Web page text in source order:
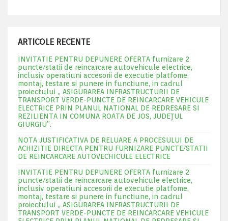
ARTICOLE RECENTE
INVITATIE PENTRU DEPUNERE OFERTA furnizare 2
puncte/statii de reincarcare autovehicule electrice,
inclusiv operatiuni accesorii de executie platfome,
montaj, testare si punere in functiune, in cadrul
proiectului „ ASIGURAREA INFRASTRUCTURII DE
TRANSPORT VERDE-PUNCTE DE REINCARCARE VEHICULE
ELECTRICE PRIN PLANUL NATIONAL DE REDRESARE SI
REZILIENTA IN COMUNA ROATA DE JOS, JUDEŢUL
GIURGIU”.
NOTA JUSTIFICATIVA DE RELUARE A PROCESULUI DE
ACHIZITIE DIRECTA PENTRU FURNIZARE PUNCTE/STATII
DE REINCARCARE AUTOVECHICULE ELECTRICE
INVITATIE PENTRU DEPUNERE OFERTA furnizare 2
puncte/statii de reincarcare autovehicule electrice,
inclusiv operatiuni accesorii de executie platfome,
montaj, testare si punere in functiune, in cadrul
proiectului „ ASIGURAREA INFRASTRUCTURII DE
TRANSPORT VERDE-PUNCTE DE REINCARCARE VEHICULE